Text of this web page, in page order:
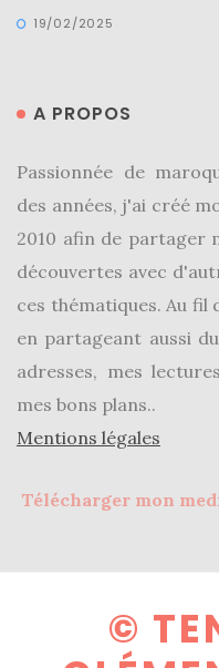
19/02/2025
A PROPOS
Passionnée de
des années, j'ai créé
2010 afin de partager
découvertes avec
ces thématiques. Au fil
en partageant aussi
adresses, mes
mes bons plans..
Mentions légales
Télécharger mon
©